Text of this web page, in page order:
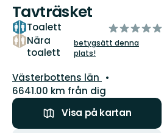
Tavträsket
Toalett
Nära
toalett
av
5
betygsätt denna
plats!
Län:
Västerbottens län
6641.00 km från dig
Visa på kartan